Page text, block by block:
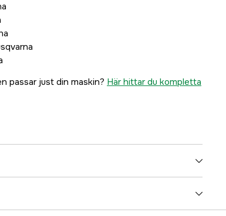
passar just din maskin? Här hittar du kompletta